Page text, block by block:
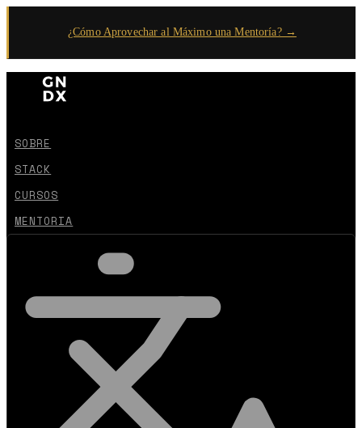
¿Cómo Aprovechar al Máximo una Mentoría? →
SOBRE
STACK
CURSOS
MENTORIA